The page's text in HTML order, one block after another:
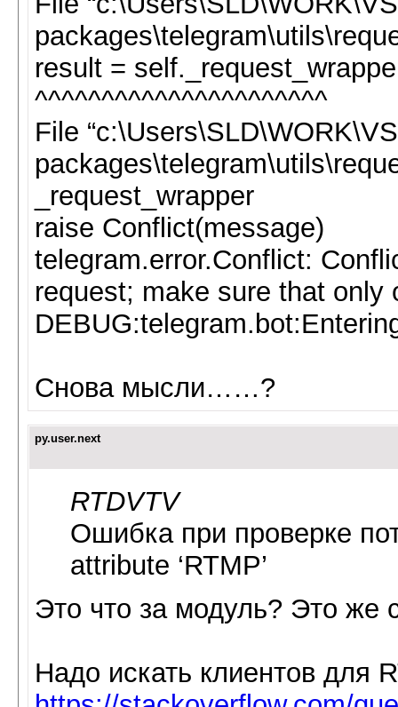
result =
^^^^^^^^^^^^^^^^^^^^^^
File
_request_wrapper
raise Conflict(message)
telegram.error.Conflict:
request; make sure that
Снова мысли……?
py.user.next
RTDVTV
Ошибка при проверке
attribute ‘RTMP’
Это что за модуль? Это же
Надо искать клиентов для